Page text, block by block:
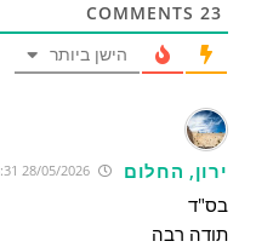
23
הישן ביותר
ירון, החלום 28/05/2026 9:55:31
בס"ד
תודה רבה